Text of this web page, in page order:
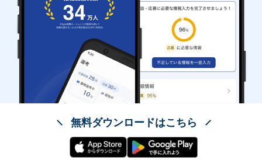
無料ダウンロードはこちら